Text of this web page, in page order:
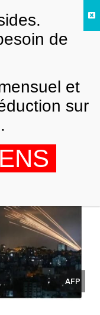
AFP
de Gog
de
et
sur